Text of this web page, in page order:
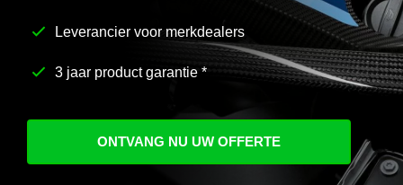
Leverancier voor merkdealers
3 jaar product garantie *
ONTVANG NU UW OFFERTE